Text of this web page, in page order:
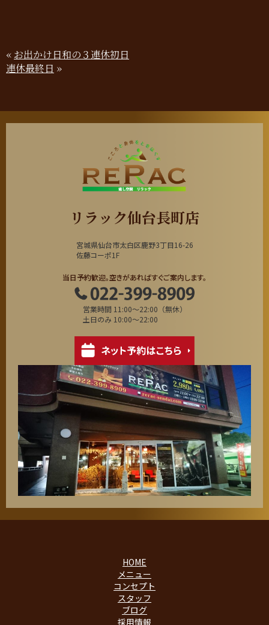
« お出かけ日和の３連休初日
連休最終日 »
リラック仙台長町店
宮城県仙台市太白区鹿野3丁目16-26
佐藤コーポ1F
当日予約歓迎。空きがあればすぐご案内します。
営業時間 11:00～22:00（無休）
土日のみ 10:00～22:00
HOME
メニュー
コンセプト
スタッフ
ブログ
採用情報